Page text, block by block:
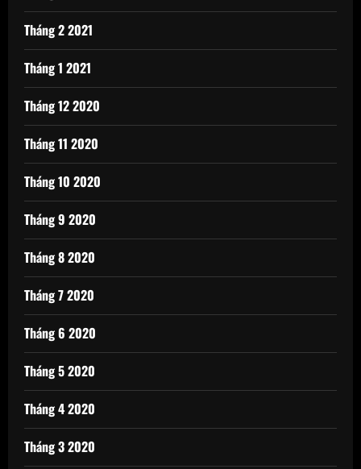
Tháng 2 2021
Tháng 1 2021
Tháng 12 2020
Tháng 11 2020
Tháng 10 2020
Tháng 9 2020
Tháng 8 2020
Tháng 7 2020
Tháng 6 2020
Tháng 5 2020
Tháng 4 2020
Tháng 3 2020